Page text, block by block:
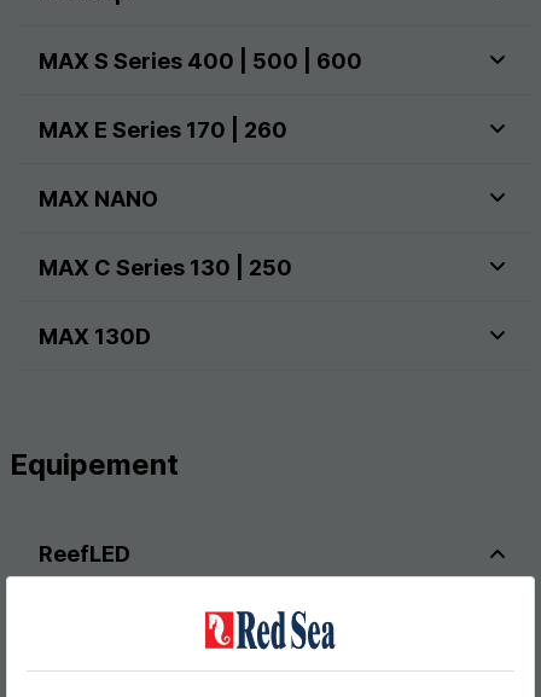
MAX S Series 400 | 500 | 600
MAX E Series 170 | 260
MAX NANO
MAX C Series 130 | 250
MAX 130D
Equipement
ReefLED